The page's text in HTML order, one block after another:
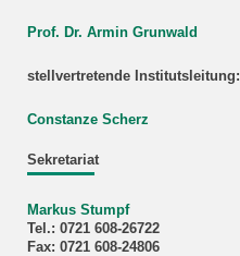
Prof. Dr. Armin Grunwald
stellvertretende Institutsleitung:
Constanze Scherz
Sekretariat
Markus Stumpf
Tel.: 0721 608-26722
Fax: 0721 608-24806